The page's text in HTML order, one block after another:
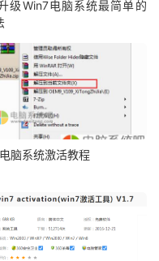
级Win7电脑系统最简单的
脑系统激活教程